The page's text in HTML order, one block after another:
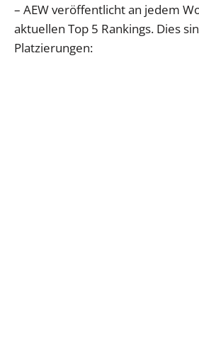
– AEW veröffentlicht an jedem
aktuellen Top 5 Rankings. Dies
Platzierungen: